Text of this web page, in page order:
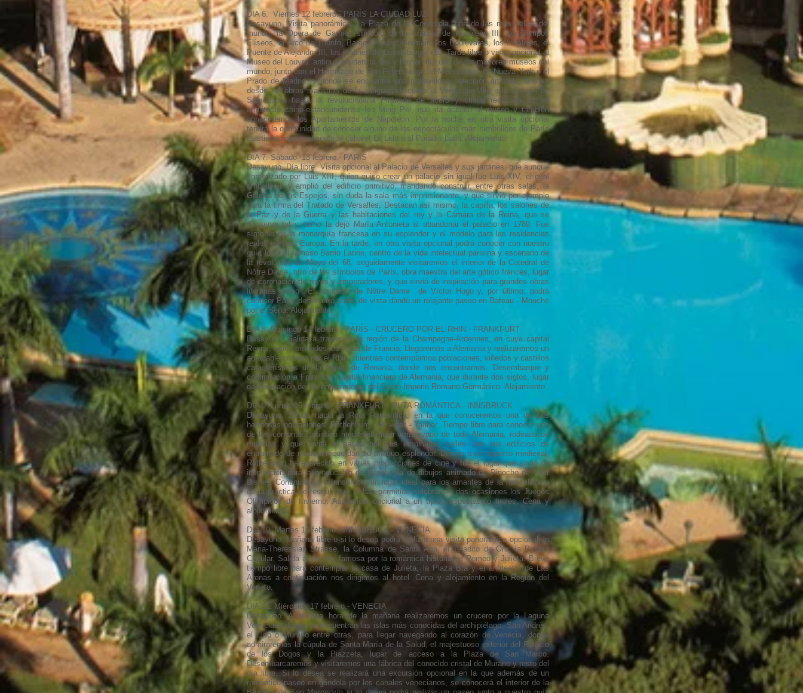
DIA 6. Viernes 12 febrero.- PARÍS LA CIUDAD LUZ
Desayuno. Visita panorámica: La Plaza de la Concordia, una de las más bellas del
mundo, la Opera de Garnier, símbolo de la Francia de Napoleón III, los Campos
Elíseos, el Arco de Triunfo, Barrio de Saint Germain, los Boulevares, los Inválidos, el
Puente de Alejandro III, los jardines de Luxemburgo, etc. Tarde libre o visita opcional al
Museo del Louvre, antigua residencia real y hoy en día uno de los mayores museos del
mundo, junto con el Hermitage de San Petersburgo, el Metropolitan de Nueva York o el
Prado de Madrid, y donde se encuentra una maravillosa colección artística, que va
desde las obras maestras de la antigüedad, como la Venus de Milo o la Victoria de
Samotracia hasta la revolucionaria Pirámide de acero y cristal realizada por el
arquitecto chino-estadounidense Ieo Ming Pei, que da acceso al museo y también
conoceremos los Apartamentos de Napoleón. Por la noche en otra visita opcional
tendrá la oportunidad de conocer alguno de los espectáculos más simbólicos de París
asistiendo opcionalmente al cabaret Le Lido o al Paradis Latin. Alojamiento.
DIA 7. Sábado 13 febrero.- PARIS
Desayuno. Día libre. Visita opcional al Palacio de Versalles y sus jardines, que aunque
comenzado por Luis XIII, quien quiso crear un palacio sin igual fue Luis XIV, el cual
embelleció y amplió del edificio primitivo, mandando construir, entre otras salas, la
Galería de los Espejos, sin duda la sala más impresionante, y que sirvió por ejemplo
para la firma del Tratado de Versalles. Destacan así mismo, la capilla, los salones de
la Paz y de la Guerra y las habitaciones del rey y la Cámara de la Reina, que se
conserva tal y como la dejó María Antonieta al abandonar el palacio en 1789. Fue
símbolo de la monarquía francesa en su esplendor y el modelo para las residencias
reales en toda Europa. En la tarde, en otra visita opcional podrá conocer con nuestro
guía local el famoso Barrio Latino, centro de la vida intelectual parisina y escenario de
la revolución de Mayo del 68, seguidamente visitaremos el interior de la Catedral de
Nôtre Dame, otro de los símbolos de París, obra maestra del arte gótico francés, lugar
de coronación de reyes y emperadores, y que sirvió de inspiración para grandes obras
literarias como El Jorobado de Nôtre Dame de Víctor Hugo y, por último, podrá
conocer París desde otro punto de vista dando un relajante paseo en Bateau - Mouche
por el Sena. Alojamiento.
DIA 8. Domingo 14 febrero.- PARÍS - CRUCERO POR EL RHIN - FRANKFURT
Desayuno. Salida a través de la región de la Champagne-Ardennes, en cuya capital
Reims, eran coronados los reyes de Francia. Llegaremos a Alemania y realizaremos un
agradable crucero por el Rhin, mientras contemplamos poblaciones, viñedos y castillos
característicos de la región de Renania, donde nos encontramos. Desembarque y
continuación a Frankfurt, capital financiera de Alemania, que durante dos siglos, lugar
de coronación de los emperadores del Sacro Imperio Romano Germánico. Alojamiento.
DIA 9. Lunes 15 febrero.- FRANKFURT - RUTA ROMÁNTICA - INNSBRUCK
Desayuno. Salida hacia la Ruta Romántica, en la que conoceremos una de sus
hermosas poblaciones: Rothenburg - ob - der - Tauber. Tiempo libre para conocer uno
de los conjuntos artístico medieval mejor conservado de todo Alemania, rodeada de
murallas y que invita al paseo por sus empinadas calles con sus edificios de
entramado de madera recuerdan su antiguo esplendor. Debido a su aspecto medieval,
Rothenburg ha aparecido en varias producciones de cine y fue el lugar que sirvió de
inspiración para la producción de la película de dibujos animado de Pinocho de Walt
Disney. Continuación a Innsbruck, un lugar ideal para los amantes de la naturaleza y
de la práctica del esquí, que le han permitido celebrar en dos ocasiones los Juegos
Olímpicos de Invierno. Asistencia opcional a un típico espectáculo tirolés. Cena y
alojamiento.
DIA 10. Martes 16 febrero.- INNSBRUCK - VENECIA
Desayuno. Mañana libre o si lo desea podrá realizar una visita panorámica opcional: la
Maria-Theressian Strasse, la Columna de Santa Ana, el Tejadito de Oro, la Pintura
Circular. Salida a Verona, famosa por la romántica historia de Romeo y Julieta. Breve
tiempo libre para contemplar la casa de Julieta, la Plaza Bra y el anfiteatro de Las
Arenas a continuación nos dirigimos al hotel. Cena y alojamiento en la Región del
Veneto.
DIA 11. Miércoles 17 febrero.- VENECIA
Desayuno. A primera hora de la mañana realizaremos un crucero por la Laguna
Veneciana donde se encuentran las islas más conocidas del archipiélago, San Andrés,
el Lido o Murano entre otras, para llegar navegando al corazón de Venecia, donde
admiraremos la cúpula de Santa María de la Salud, el majestuoso exterior del Palacio
de los Dogos y la Piazzeta, lugar de acceso a la Plaza de San Marco.
Desembarcaremos y visitaremos una fábrica del conocido cristal de Murano y resto del
día libre. Si lo desea se realizará una excursión opcional en la que además de un
romántico paseo en góndola por los canales venecianos, se conocerá el interior de la